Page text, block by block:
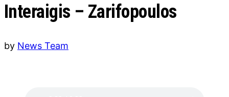
Interaigis – Zarifopoulos
by News Team